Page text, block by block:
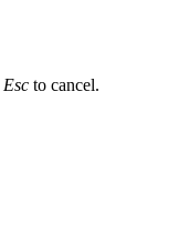
Esc to cancel.